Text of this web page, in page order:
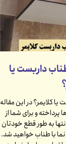
داربست یا
یا کلایمر؟ در این مقاله
پرداخته و برای شما از
به طور قطع خودتان
با طناب خواهید شد.